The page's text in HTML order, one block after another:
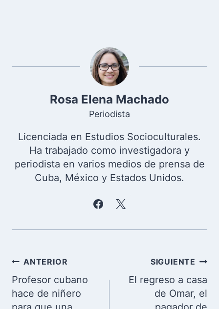
Rosa Elena Machado
Periodista
Licenciada en Estudios Socioculturales.
Ha trabajado como investigadora y
periodista en varios medios de prensa de
Cuba, México y Estados Unidos.
Navegación
de
entradas
ANTERIOR
Profesor cubano
hace de niñero
SIGUIENTE
El regreso a casa
de Omar, el